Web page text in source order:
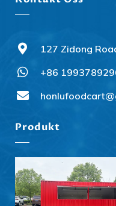
127 Zidong
+86
Produkt